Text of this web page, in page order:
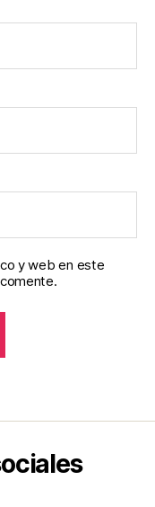
y web en este